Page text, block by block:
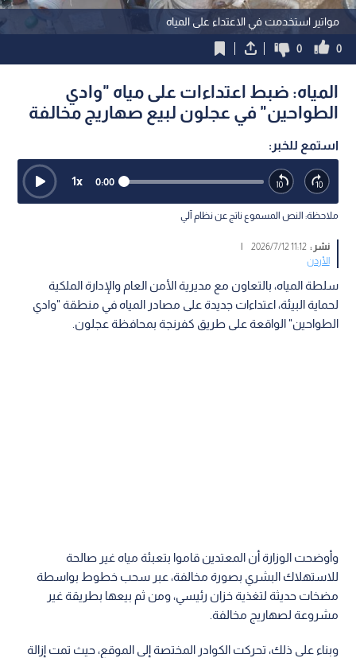
مواتير استخدمت في الاعتداء على المياه
0
0
المياه: ضبط اعتداءات على مياه "وادي
الطواحين" في عجلون لبيع صهاريج مخالفة
استمع للخبر:
0:00
1x
ملاحظة: النص المسموع ناتج عن نظام آلي
نشر :11:12 2026/7/12
الأردن
سلطة المياه، بالتعاون مع مديرية الأمن العام والإدارة الملكية
لحماية البيئة، اعتداءات جديدة على مصادر المياه في منطقة "وادي
الطواحين" الواقعة على طريق كفرنجة بمحافظة عجلون.
وأوضحت الوزارة أن المعتدين قاموا بتعبئة مياه غير صالحة
للاستهلاك البشري بصورة مخالفة، عبر سحب خطوط بواسطة
مضخات حديثة لتغذية خزان رئيسي، ومن ثم بيعها بطريقة غير
مشروعة لصهاريج مخالفة.
وبناء على ذلك، تحركت الكوادر المختصة إلى الموقع، حيث تمت إزالة